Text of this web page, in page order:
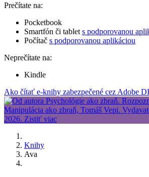
Prečítate na:
Pocketbook
Smartfón či tablet s podporovanou
Počítač s podporovanou aplikáciou
Neprečítate na:
Kindle
Ako čítať e-knihy zabezpečené cez Adobe
Knihy
Ava